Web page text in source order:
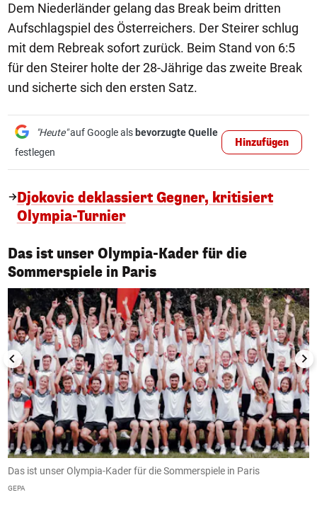
Dem Niederländer gelang das Break beim dritten
Aufschlagspiel des Österreichers. Der Steirer schlug
mit dem Rebreak sofort zurück. Beim Stand von 6:5
für den Steirer holte der 28-Jährige das zweite Break
und sicherte sich den ersten Satz.
"Heute"auf Google als bevorzugte Quelle
festlegen
Hinzufügen
Djokovic deklassiert Gegner, kritisiert
Olympia-Turnier
Das ist unser Olympia-Kader für die
Sommerspiele in Paris
1/50
Das ist unser Olympia-Kader für die Sommerspiele in Paris
GEPA